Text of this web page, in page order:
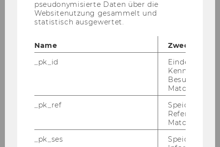
Absolvent*innen-Tracking
Auszeichnungen in der Lehre
pseudonymisierte Daten über die
Websitenutzung gesammelt und
statistisch ausgewertet.
Name
Zweck
_pk_id
Eindeutige
Besuchers
Matomo.
_pk_ref
Speicherung
Referrers
Matomo.
_pk_ses
Speicherung